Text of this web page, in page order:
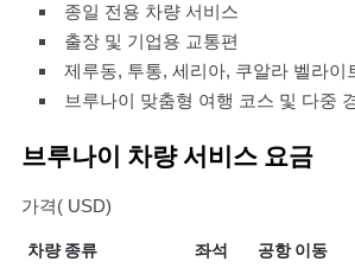
종일 전용 차량 서비스
출장 및 기업용 교통편
제루동, 투통, 세리아, 쿠알라 벨라이
브루나이 맞춤형 여행 코스 및 다중
브루나이 차량 서비스 요금
가격( USD)
차량 종류 좌석 공항 이동